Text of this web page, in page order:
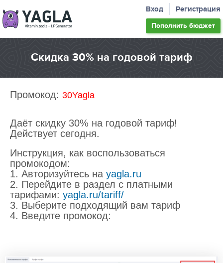
Вход Регистрация
Пополнить бюджет
Скидка 30% на годовой тариф
Промокод: 30Yagla
Даёт скидку 30% на годовой тариф!
Действует сегодня.
Инструкция, как воспользоваться
промокодом:
1. Авторизуйтесь на yagla.ru
2. Перейдите в раздел с платными
тарифами: yagla.ru/tariff/
3. Выберите подходящий вам тариф
4. Введите промокод: